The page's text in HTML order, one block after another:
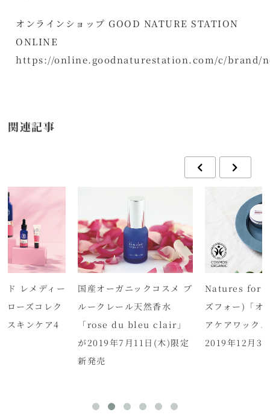
オンラインショップ GOOD NATURE STATION
ONLINE
https://online.goodnaturestation.com/c/brand/
関連記事
ド レメディー
ローズコレク
スキンケア4
国産オーガニックコスメ ブ
ルークレール天然香水
「rose du bleu clair」
が2019年7月11日(木)限定
新発売
Natures for (
ズフォー)「オ
アケアワック
2019年12月3